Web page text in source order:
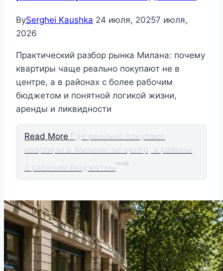
BySerghei Kaushka 24 июля, 20257 июля,
2026
Практический разбор рынка Милана: почему
квартиры чаще реально покупают не в
центре, а в районах с более рабочим
бюджетом и понятной логикой жизни,
аренды и ликвидности
Read More Где реально покупают
квартиры в Милане: не центр, а районы
с рабочим бюджетом